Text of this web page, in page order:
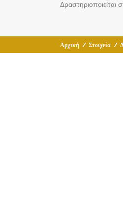
Δραστηριοποιείται
Αρχική / Στοιχεία /